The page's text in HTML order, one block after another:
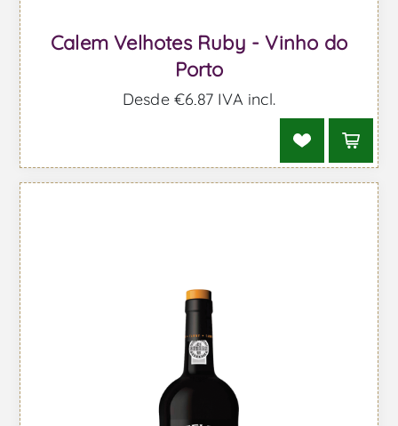
Calem Velhotes Ruby - Vinho do
Porto
Desde €6,87 IVA incl.